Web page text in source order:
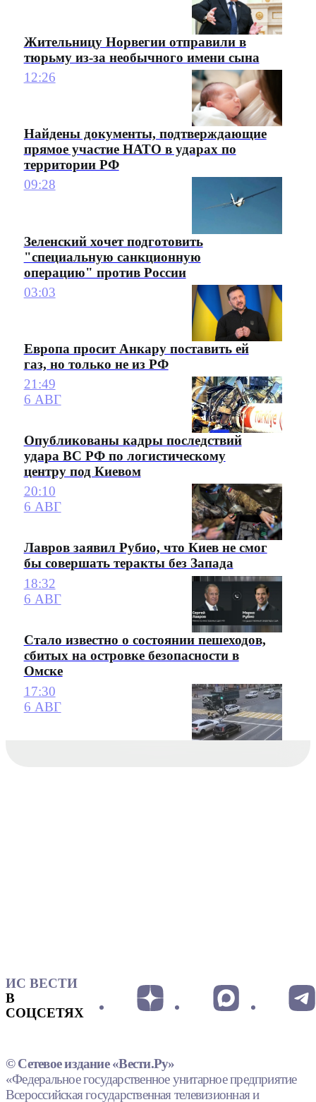
Жительницу Норвегии отправили в
тюрьму из-за необычного имени сына
12:26
Найдены документы, подтверждающие
прямое участие НАТО в ударах по
территории РФ
09:28
Зеленский хочет подготовить
"специальную санкционную
операцию" против России
03:03
Европа просит Анкару поставить ей
газ, но только не из РФ
21:49
6 АВГ
Опубликованы кадры последствий
удара ВС РФ по логистическому
центру под Киевом
20:10
6 АВГ
Лавров заявил Рубио, что Киев не смог
бы совершать теракты без Запада
18:32
6 АВГ
Стало известно о состоянии пешеходов,
сбитых на островке безопасности в
Омске
17:30
6 АВГ
ИС ВЕСТИ
В
СОЦСЕТЯХ
© Сетевое издание «Вести.Ру»
«Федеральное государственное унитарное предприятие
Всероссийская государственная телевизионная и